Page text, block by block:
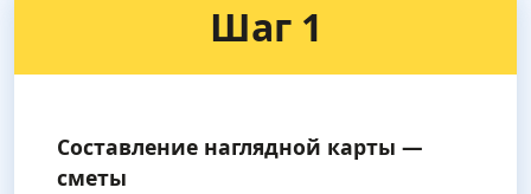
Шаг 1
Составление наглядной карты —
сметы